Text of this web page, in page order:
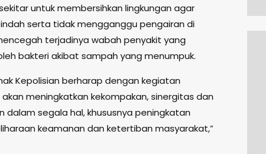
untuk membersihkan lingkungan agar
serta tidak mengganggu pengairan di
terjadinya wabah penyakit yang
bakteri akibat sampah yang menumpuk.
Kepolisian berharap dengan kegiatan
meningkatkan kekompakan, sinergitas dan
dalam segala hal, khususnya peningkatan
keamanan dan ketertiban masyarakat,”